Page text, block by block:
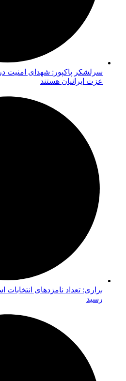
سرلشکر پاکپور: شهدای امنیت
عزت ایرانیان هستند
رسید